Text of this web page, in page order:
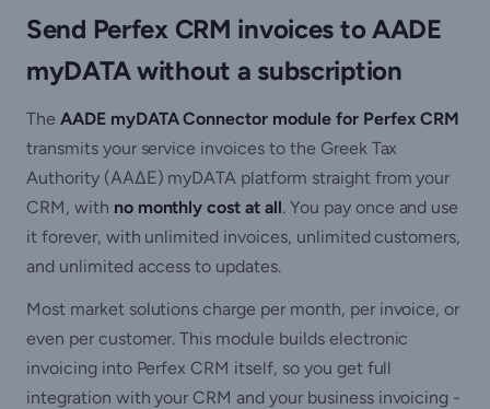
Send Perfex CRM invoices to AADE
myDATA without a subscription
The AADE myDATA Connector module for Perfex CRM
transmits your service invoices to the Greek Tax
Authority (ΑΑΔΕ) myDATA platform straight from your
CRM, with no monthly cost at all. You pay once and use
it forever, with unlimited invoices, unlimited customers,
and unlimited access to updates.
Most market solutions charge per month, per invoice, or
even per customer. This module builds electronic
invoicing into Perfex CRM itself, so you get full
integration with your CRM and your business invoicing -